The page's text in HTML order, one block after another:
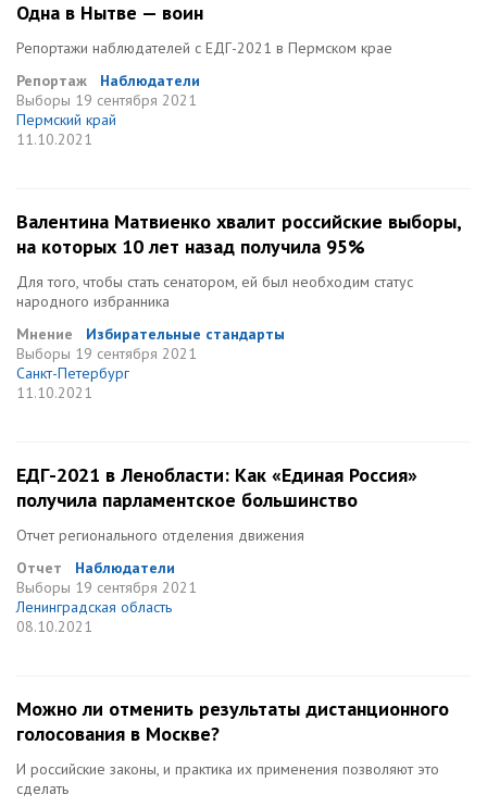
Одна в Нытве — воин
Репортажи наблюдателей с ЕДГ-2021 в Пермском крае
Репортаж
Наблюдатели
Выборы 19 сентября 2021
Пермский край
11.10.2021
Валентина Матвиенко хвалит российские выборы,
на которых 10 лет назад получила 95%
Для того, чтобы стать сенатором, ей был необходим статус
народного избранника
Мнение
Избирательные стандарты
Выборы 19 сентября 2021
Санкт-Петербург
11.10.2021
ЕДГ-2021 в Ленобласти: Как «Единая Россия»
получила парламентское большинство
Отчет регионального отделения движения
Отчет
Наблюдатели
Выборы 19 сентября 2021
Ленинградская область
08.10.2021
Можно ли отменить результаты дистанционного
голосования в Москве?
И российские законы, и практика их применения позволяют это
сделать